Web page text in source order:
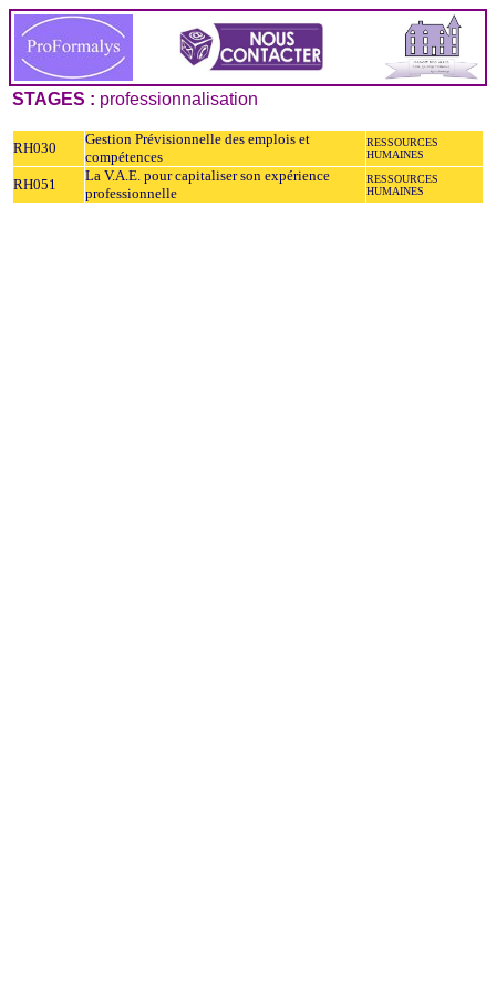
STAGES : professionnalisation
RH030
Gestion Prévisionnelle des emplois et
compétences
RESSOURCES
HUMAINES
RH051
La V.A.E. pour capitaliser son expérience
professionnelle
RESSOURCES
HUMAINES